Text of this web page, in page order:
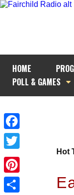
HOME
POLL & GAMES
Facebook
Twitter
Pinterest
Hot